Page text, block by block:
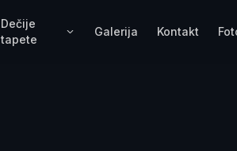
Dečije
tapete
Galerija Kontakt